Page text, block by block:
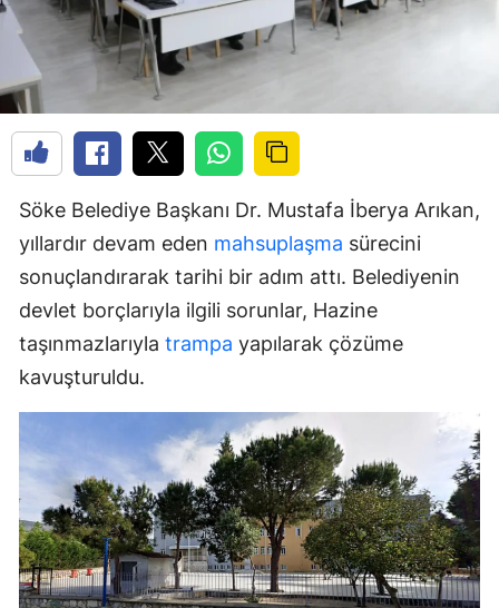
Söke Belediye Başkanı Dr. Mustafa İberya Arıkan,
yıllardır devam eden mahsuplaşma sürecini
sonuçlandırarak tarihi bir adım attı. Belediyenin
devlet borçlarıyla ilgili sorunlar, Hazine
taşınmazlarıyla trampa yapılarak çözüme
kavuşturuldu.